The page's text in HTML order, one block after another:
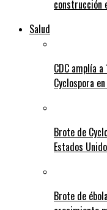
construcción
Salud
CDC amplía
Cyclospora en
Brote de
Estados
Brote de